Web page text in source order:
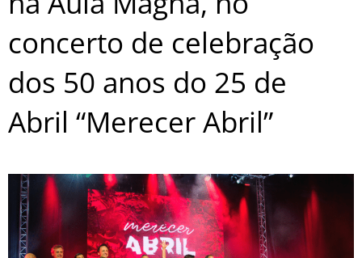
concerto de celebração
dos 50 anos do 25 de
Abril “Merecer Abril”